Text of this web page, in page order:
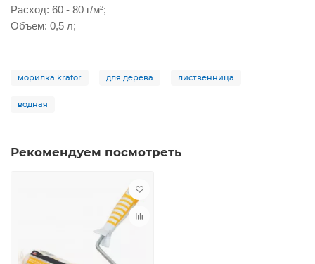
Расход: 60 - 80 г/м²;
Объем: 0,5 л;
морилка krafor для дерева лиственница
водная
Рекомендуем посмотреть